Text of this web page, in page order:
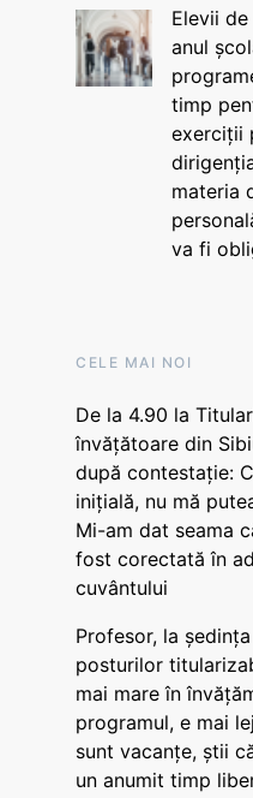
Elevii
anul
timp
exerciții
materia
va fi
CELE MAI NOI
De la 4.90 la
învățătoare din
după contestație:
inițială, nu mă
Mi-am dat seama
fost corectată în
cuvântului
Profesor, la
posturilor
mai mare în
programul, e mai
sunt vacanţe, știi
un anumit timp